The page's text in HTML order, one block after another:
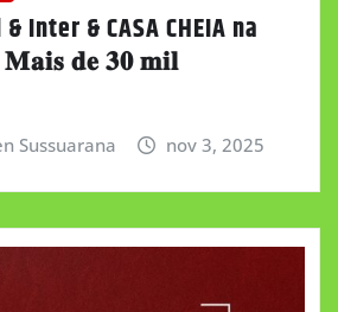
Inter & CASA CHEIA na
𝐌𝐚𝐢𝐬 𝐝𝐞 𝟑𝟎 𝐦𝐢𝐥
Sussuarana nov 3, 2025